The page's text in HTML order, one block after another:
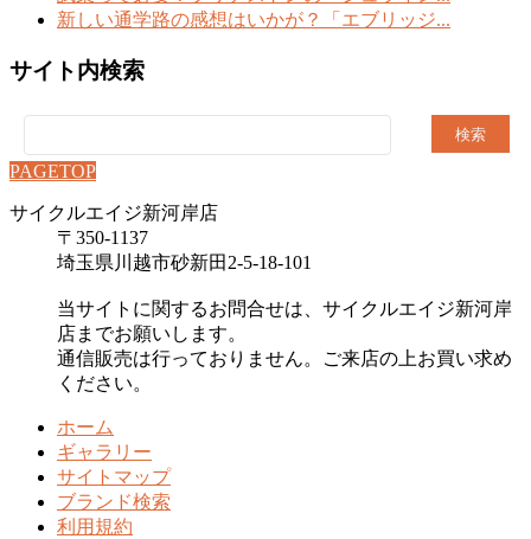
新しい通学路の感想はいかが？「エブリッジ...
サイト内検索
索:
PAGETOP
サイクルエイジ新河岸店
〒350-1137
埼玉県川越市砂新田2-5-18-101
当サイトに関するお問合せは、サイクルエイジ新河岸
店までお願いします。
通信販売は行っておりません。ご来店の上お買い求め
ください。
ホーム
ギャラリー
サイトマップ
ブランド検索
利用規約